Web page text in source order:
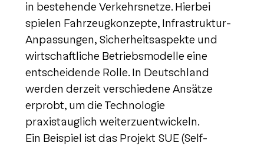
in bestehende Verkehrsnetze. Hierbei
spielen Fahrzeugkonzepte, Infrastruktur-
Anpassungen, Sicherheitsaspekte und
wirtschaftliche Betriebsmodelle eine
entscheidende Rolle. In Deutschland
werden derzeit verschiedene Ansätze
erprobt, um die Technologie
praxistauglich weiterzuentwickeln.
Ein Beispiel ist das Projekt SUE (Self-